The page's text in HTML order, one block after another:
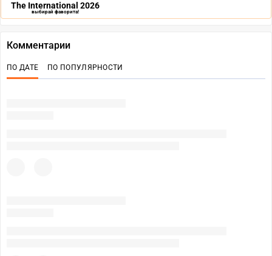
The International 2026
выбирай фаворита!
Комментарии
ПО ДАТЕ ПО ПОПУЛЯРНОСТИ